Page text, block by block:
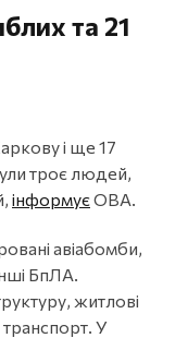
та 21
і ще 17
троє людей,
інформуєОВА.
авіабомби,
БпЛА.
житлові
У